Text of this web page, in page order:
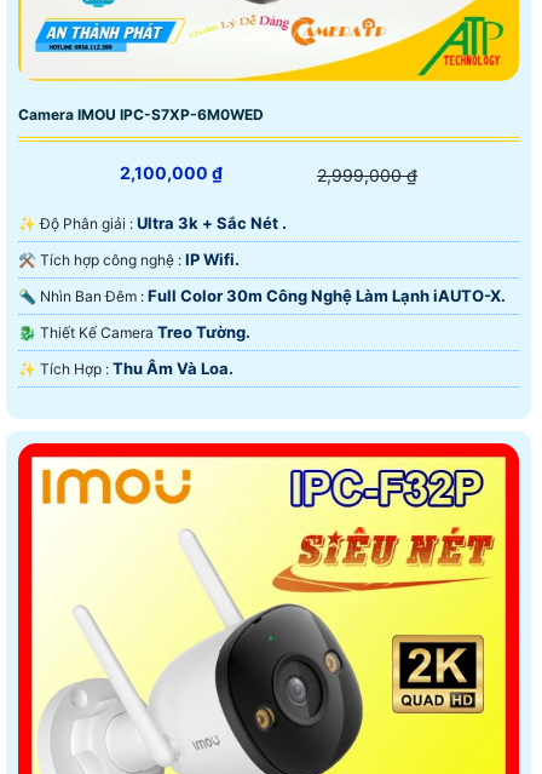
Camera IMOU IPC-S7XP-6M0WED
2,100,000 ₫ 2,999,000 ₫
✨ Độ Phân giải : Ultra 3k + Sắc Nét .
⚒ Tích hợp công nghệ : IP Wifi.
🔦 Nhìn Ban Đêm : Full Color 30m Công Nghệ Làm Lạnh iAUTO-X.
🐉️ Thiết Kế Camera Treo Tường.
️✨ Tích Hợp : Thu Âm Và Loa.